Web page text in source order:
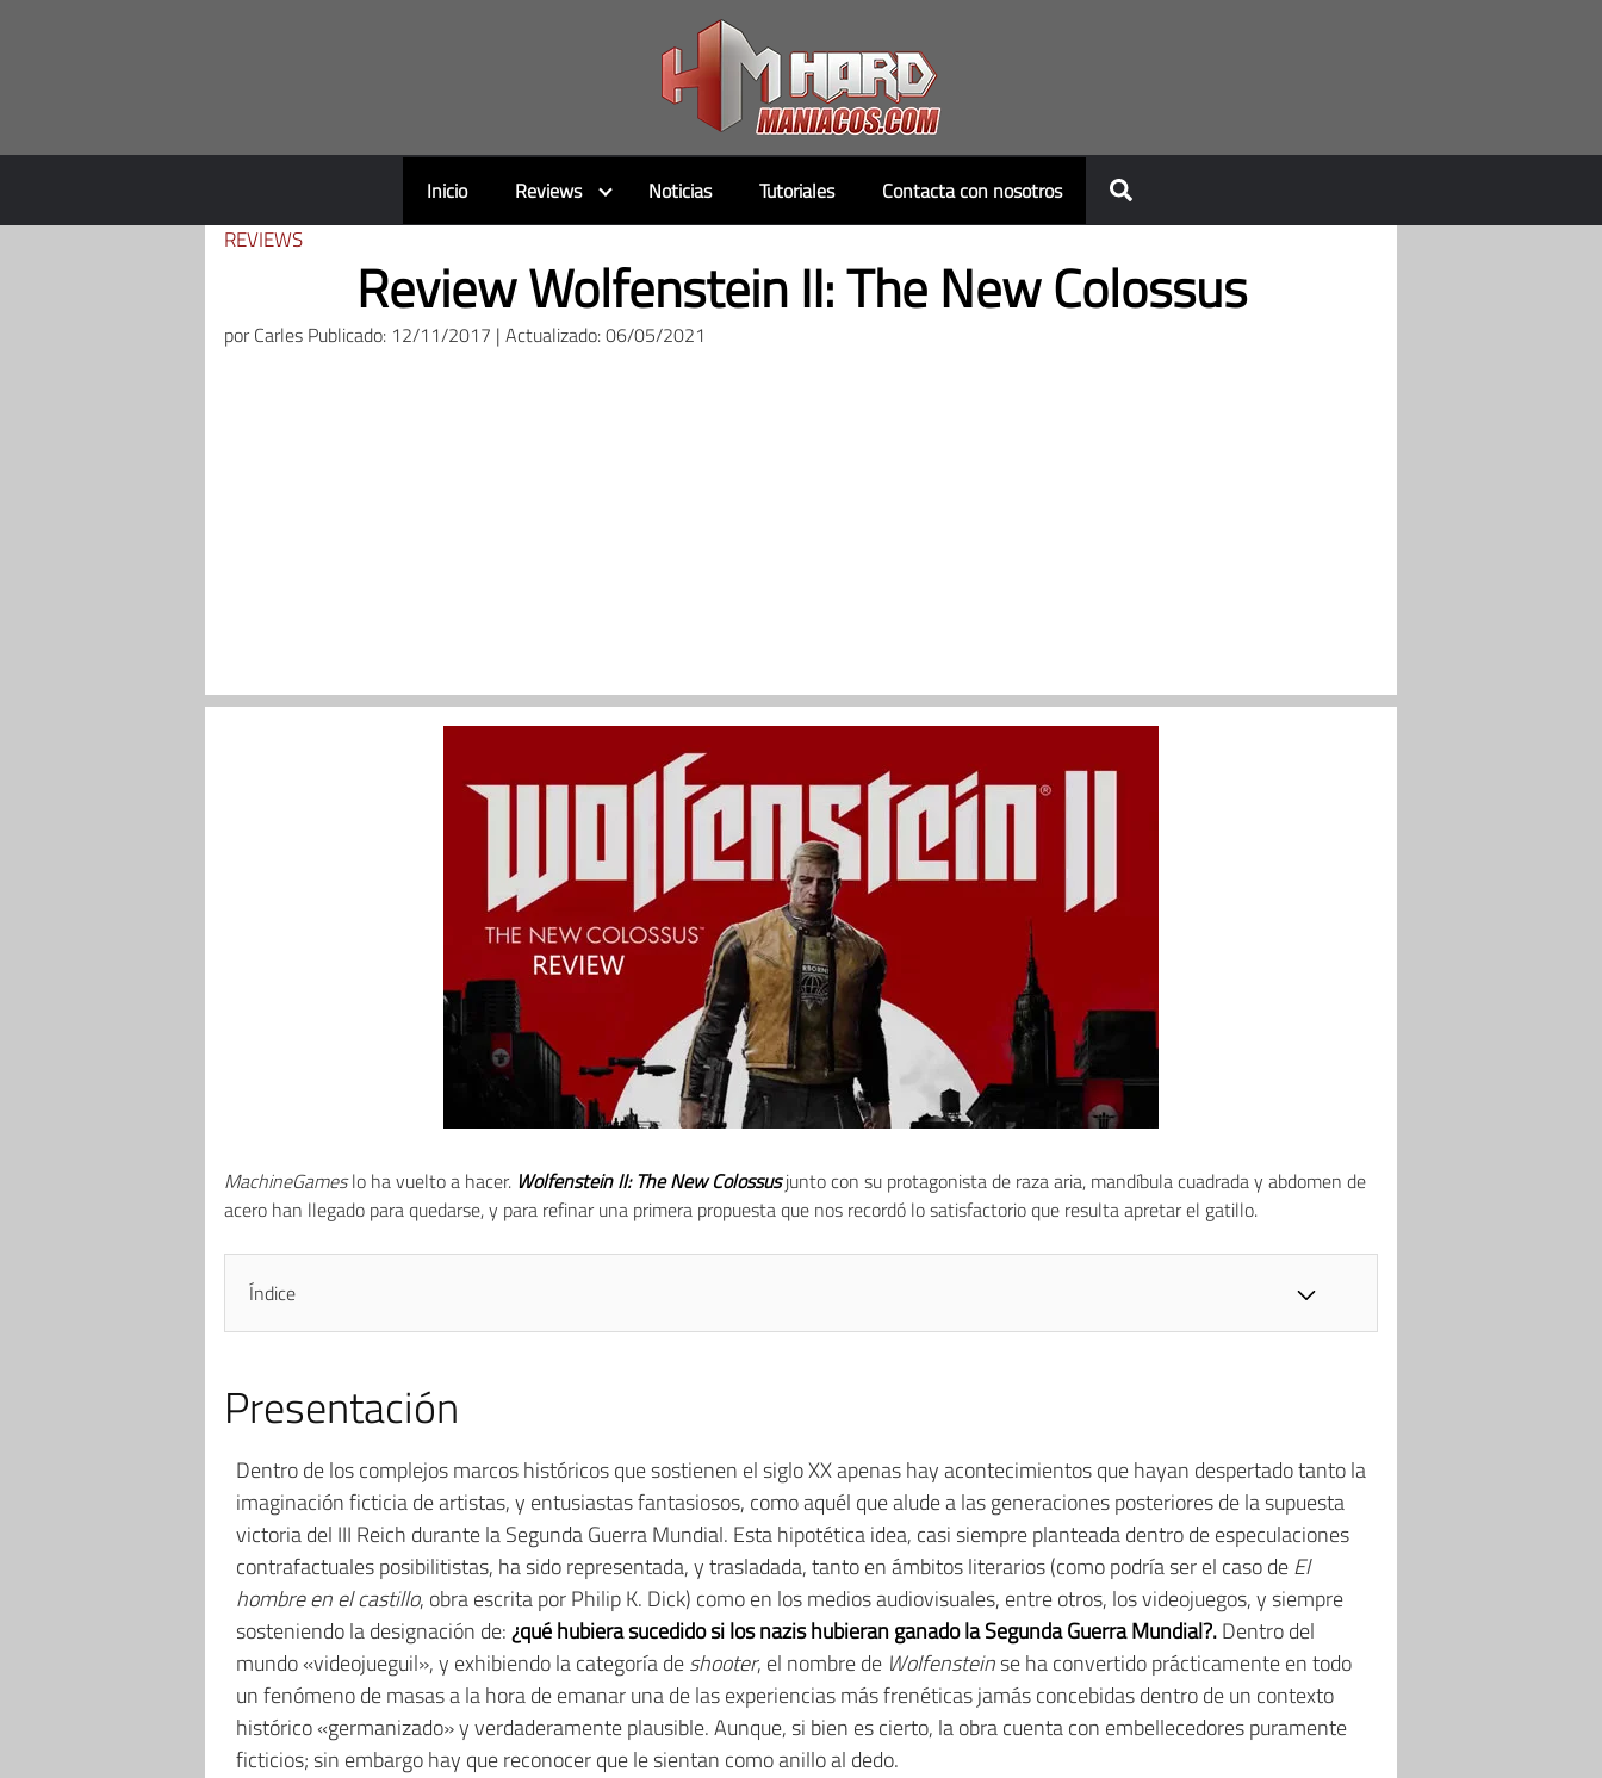
Inicio Reviews Noticias Tutoriales Contacta con nosotros
REVIEWS
Review Wolfenstein II: The New Colossus
porCarles Publicado: 12/11/2017 | Actualizado: 06/05/2021
MachineGameslo ha vuelto a hacer. Wolfenstein II: The New Colossus junto con su protagonista de raza aria, mandíbula cuadrada y abdomen de
acero han llegado para quedarse, y para refinar una primera propuesta que nos recordó lo satisfactorio que resulta apretar el gatillo.
Índice
Presentación
Dentro de los complejos marcos históricos que sostienen el siglo XX apenas hay acontecimientos que hayan despertado tanto la
imaginación ficticia de artistas, y entusiastas fantasiosos, como aquél que alude a las generaciones posteriores de la supuesta
victoria del III Reich durante la Segunda Guerra Mundial. Esta hipotética idea, casi siempre planteada dentro de especulaciones
contrafactuales posibilitistas, ha sido representada, y trasladada, tanto en ámbitos literarios (como podría ser el caso deEl
hombre en el castillo, obra escrita por Philip K. Dick) como en los medios audiovisuales, entre otros, los videojuegos, y siempre
sosteniendo la designación de:¿qué hubiera sucedido si los nazis hubieran ganado la Segunda Guerra Mundial?.Dentro del
mundo «videojueguil», y exhibiendo la categoría deshooter, el nombre de Wolfensteinse ha convertido prácticamente en todo
un fenómeno de masas a la hora de emanar una de las experiencias más frenéticas jamás concebidas dentro de un contexto
histórico «germanizado» y verdaderamente plausible. Aunque, si bien es cierto, la obra cuenta con embellecedores puramente
ficticios; sin embargo hay que reconocer que le sientan como anillo al dedo.